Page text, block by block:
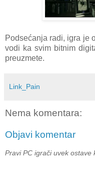
Podsećanja radi, igra je
vodi ka svim bitnim
preuzmete.
Link_Pain
Nema komentara:
Objavi komentar
Pravi PC igrači uvek ostave